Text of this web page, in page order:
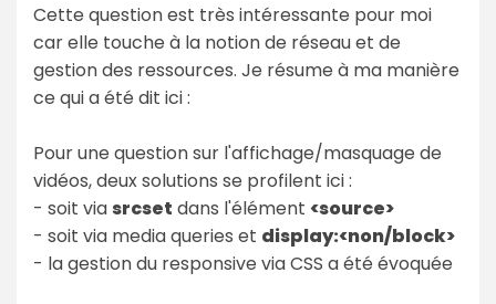
Cette question est très intéressante pour moi
car elle touche à la notion de réseau et de
gestion des ressources. Je résume à ma manière
ce qui a été dit ici :
Pour une question sur l'affichage/masquage de
vidéos, deux solutions se profilent ici :
- soit viasrcset dans l'élément <source>
- soit via media queries et display:<non/block>
- la gestion du responsive via CSS a été évoquée